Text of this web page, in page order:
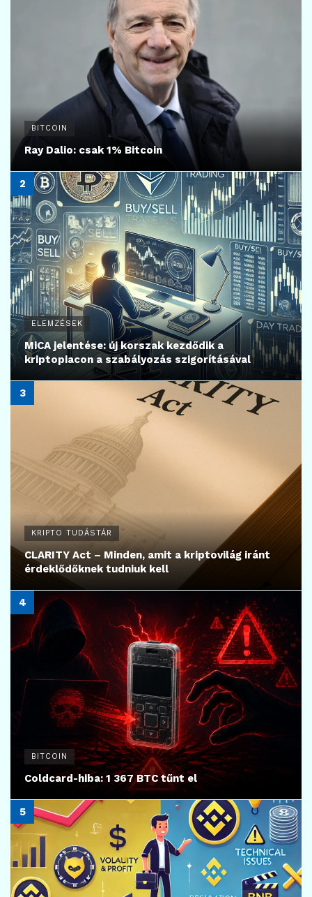
BITCOIN
Ray Dalio: csak 1% Bitcoin
ELEMZÉSEK
MiCA jelentése: új korszak kezdődik a
kriptopiacon a szabályozás szigorításával
KRIPTO TUDÁSTÁR
CLARITY Act – Minden, amit a kriptovilág iránt
érdeklődőknek tudniuk kell
BITCOIN
Coldcard-hiba: 1 367 BTC tűnt el